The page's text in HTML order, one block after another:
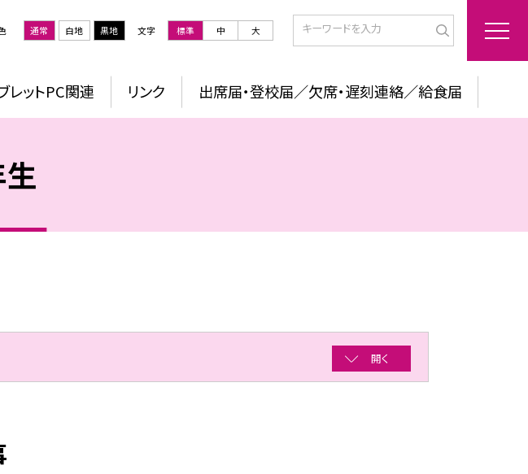
通常 白地 黒地 文字 標準 中 大
レットPC関連 リンク 出席届・登校届／欠席・遅刻連絡／給食届
生
開く